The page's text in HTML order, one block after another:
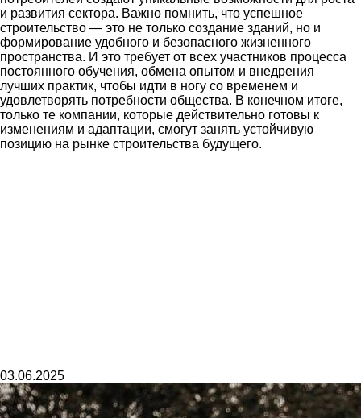
и развития сектора. Важно помнить, что успешное
строительство — это не только создание зданий, но и
формирование удобного и безопасного жизненного
пространства. И это требует от всех участников процесса
постоянного обучения, обмена опытом и внедрения
лучших практик, чтобы идти в ногу со временем и
удовлетворять потребности общества. В конечном итоге,
только те компании, которые действительно готовы к
изменениям и адаптации, смогут занять устойчивую
позицию на рынке строительства будущего.
03.06.2025